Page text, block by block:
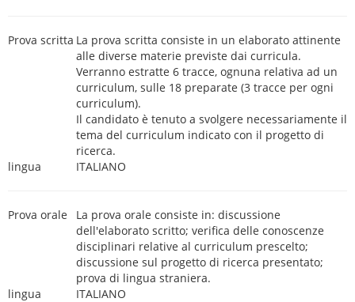
Prova scritta La prova scritta consiste in un elaborato attinente
alle diverse materie previste dai curricula.
Verranno estratte 6 tracce, ognuna relativa ad un
curriculum, sulle 18 preparate (3 tracce per ogni
curriculum).
Il candidato è tenuto a svolgere necessariamente il
tema del curriculum indicato con il progetto di
ricerca.
lingua
ITALIANO
Prova orale
La prova orale consiste in: discussione
dell'elaborato scritto; verifica delle conoscenze
disciplinari relative al curriculum prescelto;
discussione sul progetto di ricerca presentato;
prova di lingua straniera.
lingua
ITALIANO